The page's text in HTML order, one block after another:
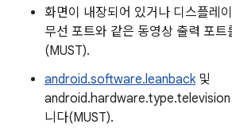
화면이 내장되어 있거나 디스플레
무선 포트와 같은 동영상 출력 포
(MUST).
android.software.leanback및
android.hardware.type.television
니다(MUST).